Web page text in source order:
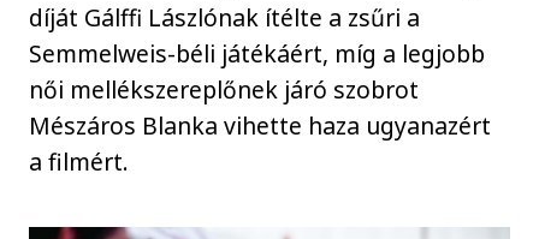
díját Gálffi Lászlónak ítélte a zsűri a
Semmelweis-béli játékáért, míg a legjobb
női mellékszereplőnek járó szobrot
Mészáros Blanka vihette haza ugyanazért
a filmért.